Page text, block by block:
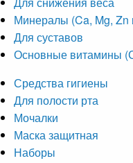
Минералы (Ca, Mg, Zn
Для суставов
Основные витамины
Средства гигиены
Для полости рта
Мочалки
Маска защитная
Наборы